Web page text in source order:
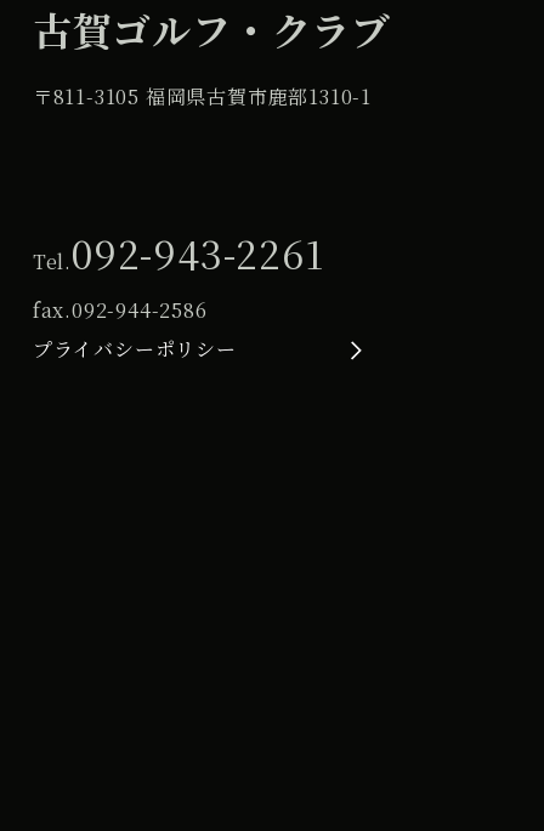
古賀ゴルフ・クラブ
〒811-3105 福岡県古賀市鹿部1310-1
Tel.092-943-2261
fax.092-944-2586
プライバシーポリシー